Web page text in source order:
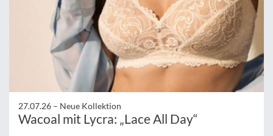
27.07.26 – Neue Kollektion
Wacoal mit Lycra: „Lace All Day“